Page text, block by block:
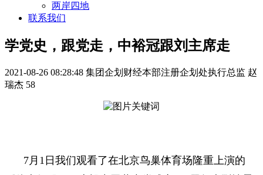
两岸四地
联系我们
学党史，跟党走，中裕冠跟刘主席走
2021-08-26 08:28:48 集团企划财经本部注册企划处执行总监 赵
瑞杰 58
7月1日我们观看了在北京鸟巢体育场隆重上演的